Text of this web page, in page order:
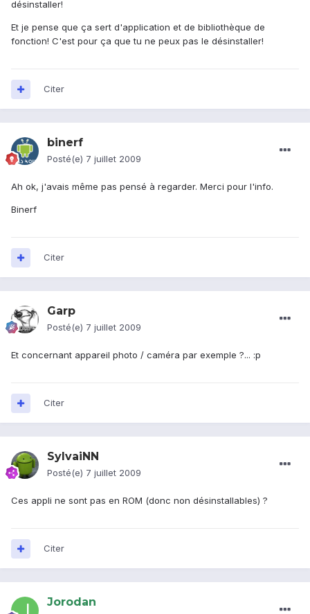
désinstaller!
Et je pense que ça sert d'application et de bibliothèque de
fonction! C'est pour ça que tu ne peux pas le désinstaller!
Citer
binerf
Posté(e) 7 juillet 2009
Ah ok, j'avais même pas pensé à regarder. Merci pour l'info.
Binerf
Citer
Garp
Posté(e) 7 juillet 2009
Et concernant appareil photo / caméra par exemple ?... :p
Citer
SylvaiNN
Posté(e) 7 juillet 2009
Ces appli ne sont pas en ROM (donc non désinstallables) ?
Citer
Jorodan